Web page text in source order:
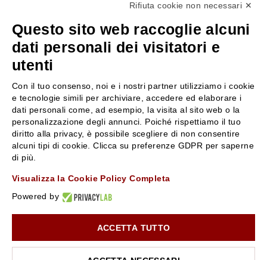
servizioclienti@rossiprofumi.it
SERVIZIO CLIENTI
Resi e rimborsi
Pagamenti
Spedizione
Condizioni generali di vendita
Privacy Policy
Chi siamo
Contattaci
Negozi
Attiva la Rossi Card
Lavora con noi
10% di Sconto sul primo ordine!*
Iscriviti alla newsletter e rimani aggiornato con le novità e
le promozioni Rossi Profumi.
Rifiuta cookie non necessari ✕
Questo sito web raccoglie alcuni
dati personali dei visitatori e
utenti
Con il tuo consenso, noi e i nostri partner utilizziamo i cookie
e tecnologie simili per archiviare, accedere ed elaborare i
dati personali come, ad esempio, la visita al sito web o la
personalizzazione degli annunci. Poiché rispettiamo il tuo
diritto alla privacy, è possibile scegliere di non consentire
alcuni tipi di cookie. Clicca su preferenze GDPR per saperne
di più.
Visualizza la Cookie Policy Completa
Powered by
ACCETTA TUTTO